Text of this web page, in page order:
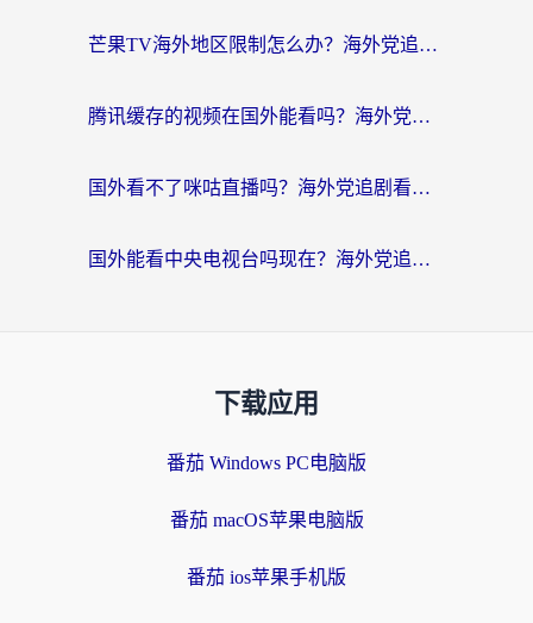
芒果TV海外地区限制怎么办？海外党追剧看片的实用加速器选择指南
腾讯缓存的视频在国外能看吗？海外党追剧看片的终极解决方案
国外看不了咪咕直播吗？海外党追剧看片的加速器选择指南
国外能看中央电视台吗现在？海外党追剧看央视的实用指南
下载应用
番茄 Windows PC电脑版
番茄 macOS苹果电脑版
番茄 ios苹果手机版